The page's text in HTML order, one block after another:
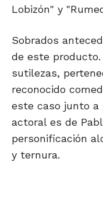
Lobizón" y
Sobrados
de este
sutilezas,
reconocido
este caso junto a
actoral es de
personificación
y ternura.